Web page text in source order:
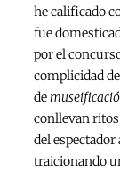
he calificado
fue
por el
complicidad
de
conllevan
del espectador
traicionando